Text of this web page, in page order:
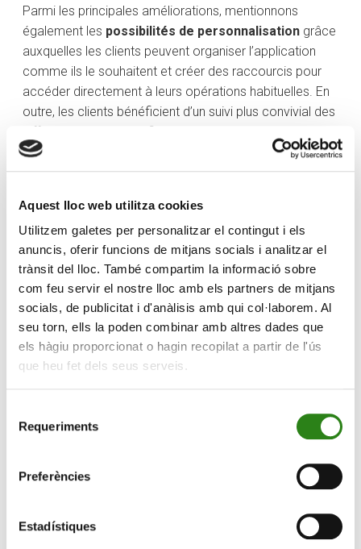
Aquest lloc web utilitza cookies
Utilitzem galetes per personalitzar el contingut i els
anuncis, oferir funcions de mitjans socials i analitzar el
trànsit del lloc. També compartim la informació sobre
com feu servir el nostre lloc amb els partners de mitjans
socials, de publicitat i d'anàlisis amb qui col·laborem. Al
seu torn, ells la poden combinar amb altres dades que
els hàgiu proporcionat o hagin recopilat a partir de l'ús
que heu fet dels seus serveis.
Requeriments
Preferències
Estadístiques
Parmi les principales améliorations, mentionnons
également les possibilités de personnalisation grâce
auxquelles les clients peuvent organiser l’application
comme ils le souhaitent et créer des raccourcis pour
accéder directement à leurs opérations habituelles. En
outre, les clients bénéficient d’un suivi plus convivial des
différents instruments financiers ou des éléments qu’ils
ont marqués comme favoris. Ils peuvent ainsi réaliser
des opérations en quelques clics seulement et de
Operar et Bizum. Combinée au nouveau système de
notifications activables (avis de paiement de salaire, de
réception d’un virement, de retrait au guichet, etc.),
cette initiative permet aux clients de bénéficier d’un
contrôle maximum sur leurs finances.
Les utilisateurs de l’application Creand Banque en
lignebénéficieront d’ améliorations au niveau des
canaux de communicationavec l’établissement, grâce
correspondance, les notifications ainsi que les rapports
Pour ce qui est de la section relative aux marchés, les
investissements et de suivre leur évolution ont été
étendues. ‌Par ailleurs, le nouveau service inclut une vue